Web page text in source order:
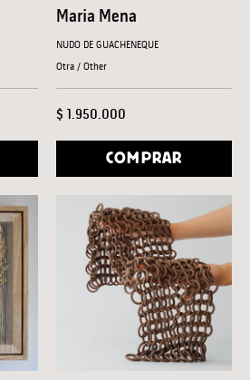
Maria Mena
NUDO DE GUACHENEQUE
Otra / Other
$ 1.950.000
COMPRAR